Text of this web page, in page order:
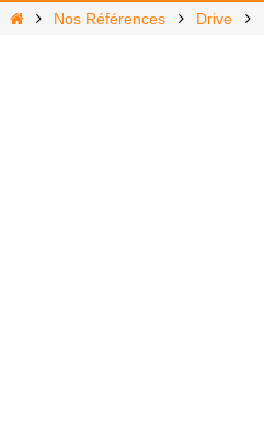
HomeNos Références Drive